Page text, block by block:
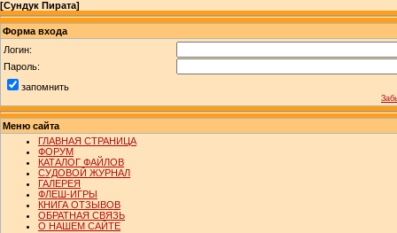
[Сундук Пирата]
Форма входа
Логин:
Пароль:
запомнить
Меню сайта
ГЛАВНАЯ СТРАНИЦА
ФОРУМ
КАТАЛОГ ФАЙЛОВ
СУДОВОЙ ЖУРНАЛ
ГАЛЕРЕЯ
ФЛЕШ-ИГРЫ
КНИГА ОТЗЫВОВ
ОБРАТНАЯ СВЯЗЬ
О НАШЕМ САЙТЕ